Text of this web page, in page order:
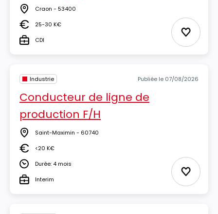
Lieu Craon - 53400
Salaire25-30 K€
TypeCDI Ajouter
Industrie Publiée le 07/08/2026
Conducteur de ligne de
production F/H
Lieu Saint-Maximin - 60740
Salaire<20 K€
DuréeDurée: 4 mois
TypeInterim Ajouter